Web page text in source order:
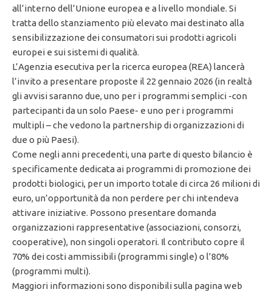
all’interno dell’Unione europea e a livello mondiale. Si
tratta dello stanziamento più elevato mai destinato alla
sensibilizzazione dei consumatori sui prodotti agricoli
europei e sui sistemi di qualità.
L’Agenzia esecutiva per la ricerca europea (REA) lancerà
l’invito a presentare proposte il 22 gennaio 2026 (in realtà
gli avvisi saranno due, uno per i programmi semplici -con
partecipanti da un solo Paese- e uno per i programmi
multipli – che vedono la partnership di organizzazioni di
due o più Paesi).
Come negli anni precedenti, una parte di questo bilancio è
specificamente dedicata ai programmi di promozione dei
prodotti biologici, per un importo totale di circa 26 milioni di
euro, un’opportunità da non perdere per chi intendeva
attivare iniziative. Possono presentare domanda
organizzazioni rappresentative (associazioni, consorzi,
cooperative), non singoli operatori. Il contributo copre il
70% dei costi ammissibili (programmi single) o l’80%
(programmi multi).
Maggiori informazioni sono disponibili sulla pagina web